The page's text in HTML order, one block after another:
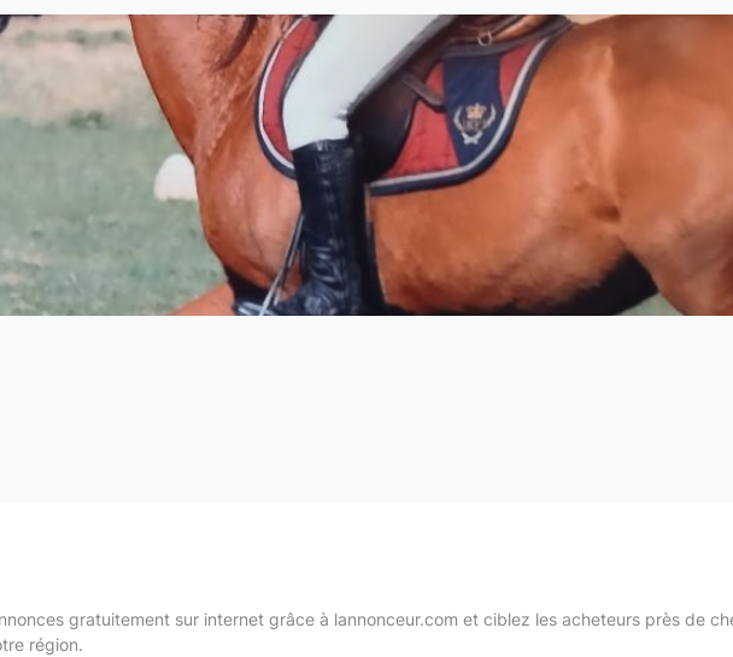
gratuitement sur internet grâce à lannonceur.com et ciblez les acheteurs près de
région.